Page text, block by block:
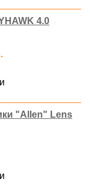
4.0
"Allen" Lens